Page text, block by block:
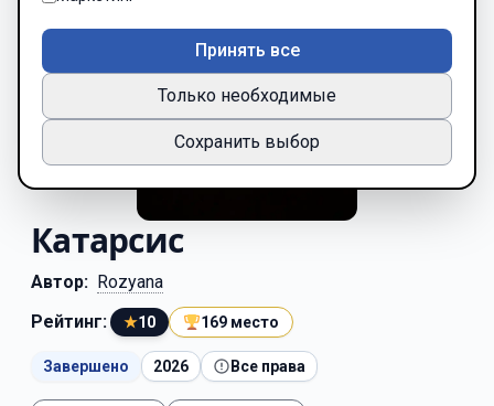
Катарсис
Автор: Rozyana
Рейтинг:
★10 169 место
Завершено 2026 Все права
Принять все
Только необходимые
Сохранить выбор